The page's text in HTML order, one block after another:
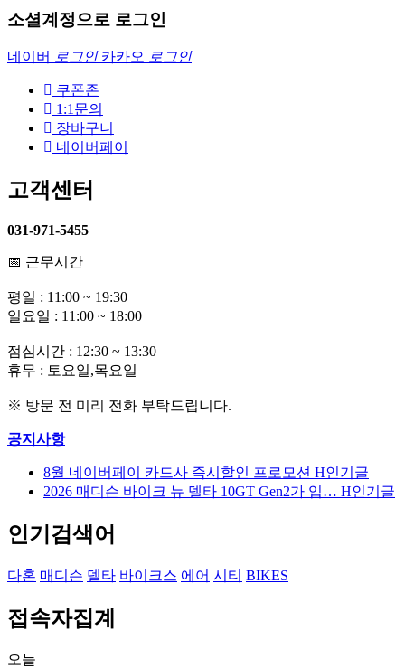
소셜계정으로 로그인
네이버 로그인 카카오 로그인
쿠폰존
1:1문의
장바구니
네이버페이
고객센터
031-971-5455
📅 근무시간
평일 : 11:00 ~ 19:30
일요일 : 11:00 ~ 18:00
점심시간 : 12:30 ~ 13:30
휴무 : 토요일,목요일
※ 방문 전 미리 전화 부탁드립니다.
공지사항
8월 네이버페이 카드사 즉시할인 프로모션 H인기글
2026 매디슨 바이크 뉴 델타 10GT Gen2가 입… H인기글
인기검색어
다혼 매디슨 델타 바이크스 에어 시티 BIKES
접속자집계
오늘